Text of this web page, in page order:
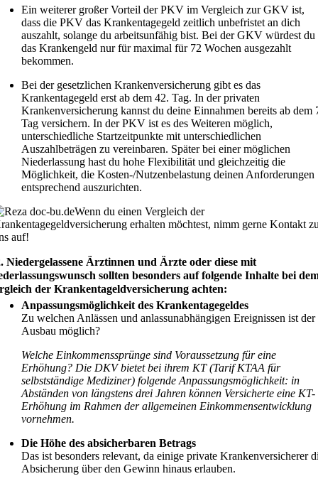
Ein weiterer großer Vorteil der PKV im Vergleich zur GKV ist,
dass die PKV das Krankentagegeld zeitlich unbefristet an dich
auszahlt, solange du arbeitsunfähig bist. Bei der GKV würdest du
das Krankengeld nur für maximal für 72 Wochen ausgezahlt
bekommen.
Bei der gesetzlichen Krankenversicherung gibt es das
Krankentagegeld erst ab dem 42. Tag. In der privaten
Krankenversicherung kannst du deine Einnahmen bereits ab dem
Tag versichern. In der PKV ist es des Weiteren möglich,
unterschiedliche Startzeitpunkte mit unterschiedlichen
Auszahlbeträgen zu vereinbaren. Später bei einer möglichen
Niederlassung hast du hohe Flexibilität und gleichzeitig die
Möglichkeit, die Kosten-/Nutzenbelastung deinen Anforderungen
entsprechend auszurichten.
Wenn du einen Vergleich der
erhalten möchtest, nimm gerne Kontakt
auf!
Niedergelassene Ärztinnen und Ärzte oder diese mit
sollten besonders auf folgende Inhalte bei
der Krankentageldversicherung achten:
Anpassungsmöglichkeit des Krankentagegeldes
Zu welchen Anlässen und anlassunabhängigen Ereignissen ist der
Ausbau möglich?
Welche Einkommenssprünge sind Voraussetzung für eine
Erhöhung? Die DKV bietet bei ihrem KT (Tarif KTAA für
selbstständige Mediziner) folgende Anpassungsmöglichkeit: in
Abständen von längstens drei Jahren können Versicherte eine KT-
Erhöhung im Rahmen der allgemeinen Einkommensentwicklung
vornehmen.
Die Höhe des absicherbaren Betrags
Das ist besonders relevant, da einige private Krankenversicherer
Absicherung über den Gewinn hinaus erlauben.